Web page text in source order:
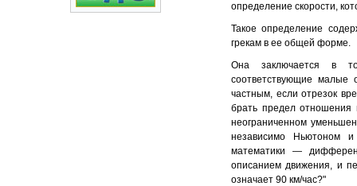
определение скорости,
Такое определение
грекам в ее общей форме.
Она заключается в
соответствующие малые
частным, если отрезок
брать предел отношения
неограниченном
независимо Ньютоном
математики —
описанием движения, и
означает 90 км/час?"